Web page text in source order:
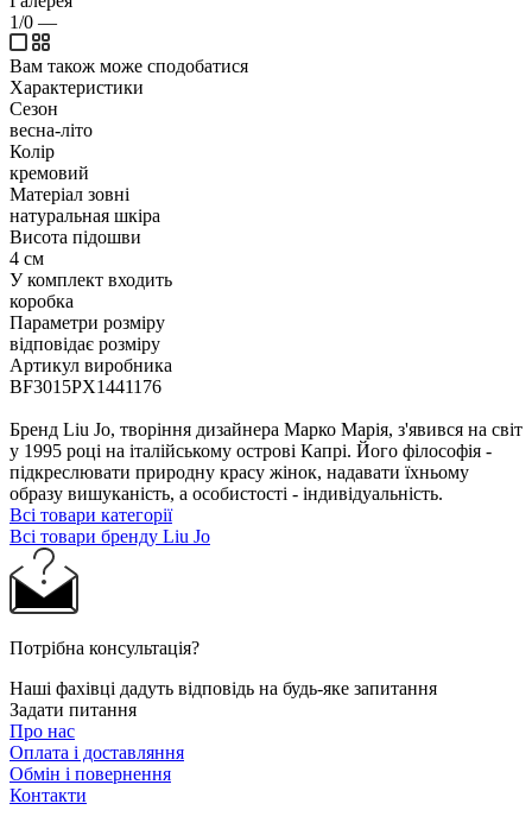
1/0 —
Вам також може сподобатися
Характеристики
Сезон
весна-літо
Колір
кремовий
Матеріал зовні
натуральная шкіра
Висота підошви
4 см
У комплект входить
коробка
Параметри розміру
відповідає розміру
Артикул виробника
BF3015PX1441176
Бренд Liu Jo, творіння дизайнера Марко Марія, з'явився на світ
у 1995 році на італійському острові Капрі. Його філософія -
підкреслювати природну красу жінок, надавати їхньому
образу вишуканість, а особистості - індивідуальність.
Всі товари категорії
Всі товари бренду Liu Jo
Потрібна консультація?
Наші фахівці дадуть відповідь на будь-яке запитання
Задати питання
Про нас
Оплата і доставляння
Обмін і повернення
Контакти